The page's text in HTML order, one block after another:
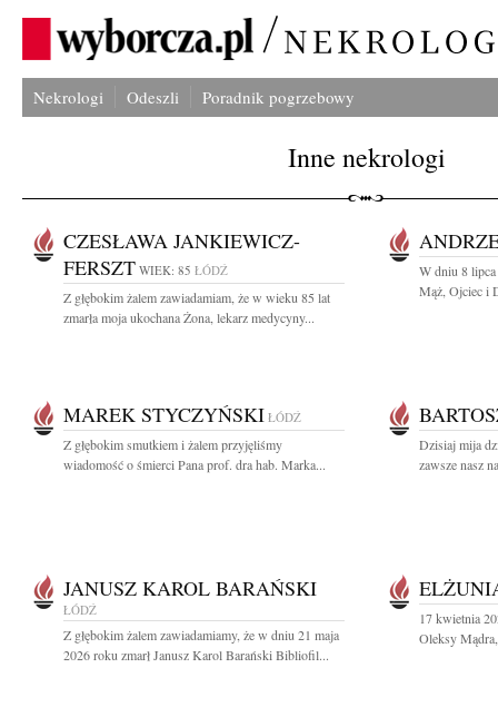
Nekrologi Odeszli Poradnik pogrzebowy
Inne nekrologi
CZESŁAWA JANKIEWICZ-
FERSZT WIEK: 85 ŁÓDŹ
Z głębokim żalem zawiadamiam, że w wieku 85 lat
zmarła moja ukochana Żona, lekarz medycyny...
W dniu 8 lipca
Mąż, Ojciec i
MAREK STYCZYŃSKI ŁÓDŹ
Z głębokim smutkiem i żalem przyjęliśmy
wiadomość o śmierci Pana prof. dra hab. Marka...
Dzisiaj mija
zawsze nasz
JANUSZ KAROL BARAŃSKI
ŁÓDŹ
Z głębokim żalem zawiadamiamy, że w dniu 21 maja
2026 roku zmarł Janusz Karol Barański Bibliofil...
17 kwietnia
Oleksy